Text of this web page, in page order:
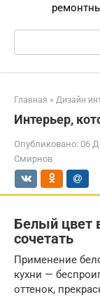
Поиск:
Главная » Дизайн
Интерьер,
Опубликовано: 06
Смирнов
Белый цвет
сочетать
Применение
кухни —
оттенок,